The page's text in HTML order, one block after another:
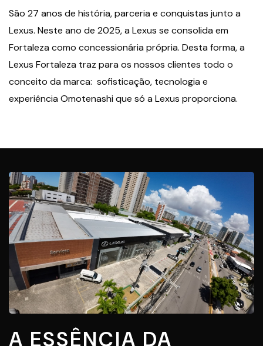
São 27 anos de história, parceria e conquistas junto a
Lexus. Neste ano de 2025, a Lexus se consolida em
Fortaleza como concessionária própria. Desta forma, a
Lexus Fortaleza traz para os nossos clientes todo o
conceito da marca: sofisticação, tecnologia e
experiência Omotenashi que só a Lexus proporciona.
A ESSÊNCIA DA